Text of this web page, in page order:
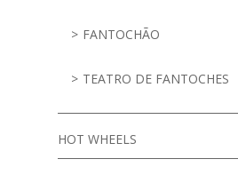
FANTOCHÃO
TEATRO DE FANTOCHES
HOT WHEELS